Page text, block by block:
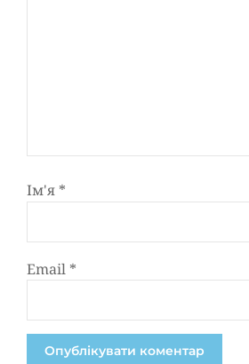
Ім'я *
Email *